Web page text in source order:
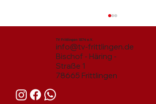
TV Frittlingen 1874 e.V.
info@tv-frittlingen.de
Bischof - Häring -
Straße 1
78665 Frittlingen